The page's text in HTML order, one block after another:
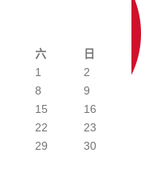
六 日
1
2
8
9
15
16
22
23
29
30